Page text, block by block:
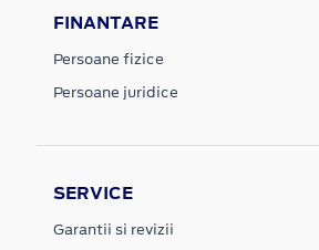
FINANTARE
Persoane fizice
Persoane juridice
SERVICE
Garantii si revizii